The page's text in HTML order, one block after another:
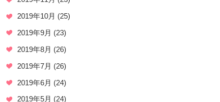
2019年10月 (25)
2019年9月 (23)
2019年8月 (26)
2019年7月 (26)
2019年6月 (24)
2019年5月 (24)